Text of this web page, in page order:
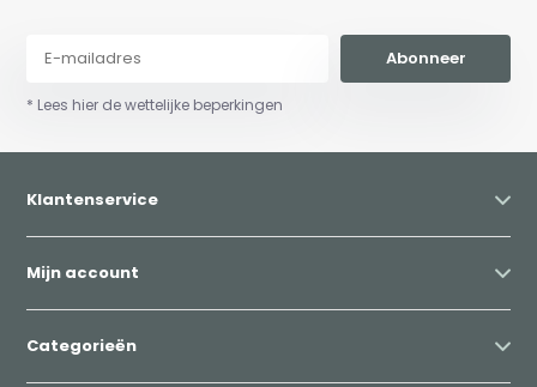
Abonneer
* Lees hier de wettelijke beperkingen
Klantenservice
Mijn account
Categorieën